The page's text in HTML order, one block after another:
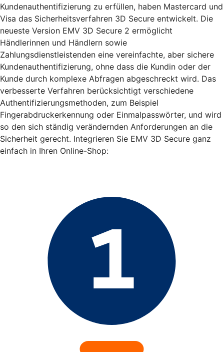
Kundenauthentifizierung zu erfüllen, haben Mastercard und
Visa das Sicherheitsverfahren 3D Secure entwickelt. Die
neueste Version EMV 3D Secure 2 ermöglicht
Händlerinnen und Händlern sowie
Zahlungsdienstleistenden eine vereinfachte, aber sichere
Kundenauthentifizierung, ohne dass die Kundin oder der
Kunde durch komplexe Abfragen abgeschreckt wird. Das
verbesserte Verfahren berücksichtigt verschiedene
Authentifizierungsmethoden, zum Beispiel
Fingerabdruckerkennung oder Einmalpasswörter, und wird
so den sich ständig verändernden Anforderungen an die
Sicherheit gerecht. Integrieren Sie EMV 3D Secure ganz
einfach in Ihren Online-Shop: